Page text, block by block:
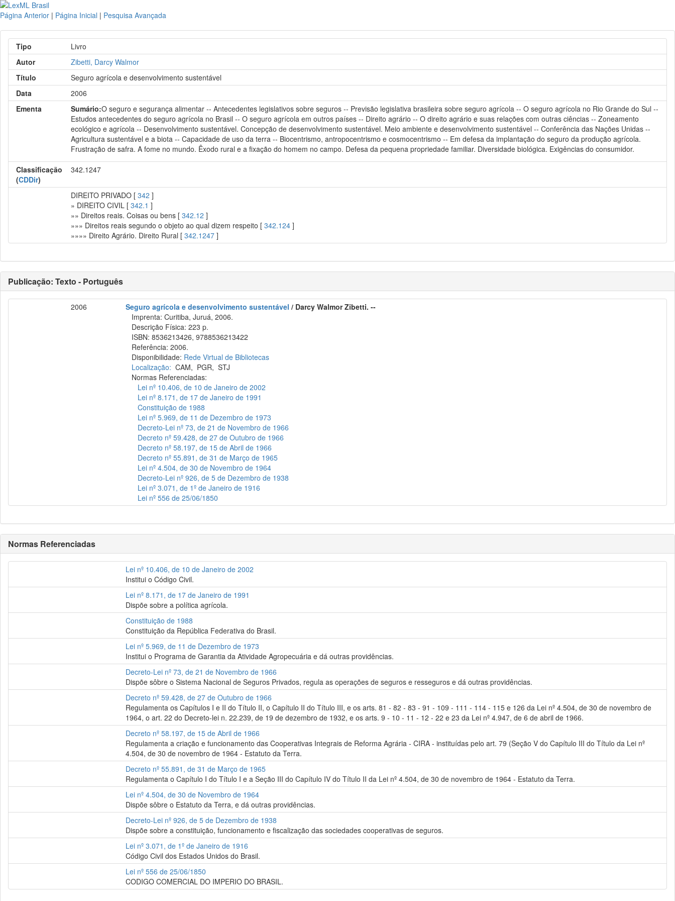
Página Anterior | Página Inicial | Pesquisa Avançada
Tipo
Livro
Autor
Zibetti, Darcy Walmor
Título
Seguro agrícola e desenvolvimento sustentável
Data
2006
Ementa
Sumário:O seguro e segurança alimentar -- Antecedentes legislativos sobre seguros -- Previsão legislativa brasileira sobre seguro agrícola -- O seguro agrícola no Rio Grande do Sul --
Estudos antecedentes do seguro agrícola no Brasil -- O seguro agrícola em outros países -- Direito agrário -- O direito agrário e suas relações com outras ciências -- Zoneamento
ecológico e agrícola -- Desenvolvimento sustentável. Concepção de desenvolvimento sustentável. Meio ambiente e desenvolvimento sustentável -- Conferência das Nações Unidas --
Agricultura sustentável e a biota -- Capacidade de uso da terra -- Biocentrismo, antropocentrismo e cosmocentrismo -- Em defesa da implantação do seguro da produção agrícola.
Frustração de safra. A fome no mundo. Êxodo rural e a fixação do homem no campo. Defesa da pequena propriedade familiar. Diversidade biológica. Exigências do consumidor.
Classificação
(CDDir)
342.1247
DIREITO PRIVADO [342 ]
» DIREITO CIVIL [342.1 ]
»» Direitos reais. Coisas ou bens [342.12 ]
»»» Direitos reais segundo o objeto ao qual dizem respeito [342.124 ]
»»»» Direito Agrário. Direito Rural [342.1247 ]
Publicação: Texto - Português
2006 Seguro agrícola e desenvolvimento sustentável / Darcy Walmor Zibetti. --
Imprenta: Curitiba, Juruá, 2006.
Descrição Física: 223 p.
ISBN: 8536213426, 9788536213422
Referência: 2006.
Disponibilidade: Rede Virtual de Bibliotecas
Localização: CAM, PGR,STJ
Normas Referenciadas:
Lei nº 10.406, de 10 de Janeiro de 2002
Lei nº 8.171, de 17 de Janeiro de 1991
Constituição de 1988
Lei nº 5.969, de 11 de Dezembro de 1973
Decreto-Lei nº 73, de 21 de Novembro de 1966
Decreto nº 59.428, de 27 de Outubro de 1966
Decreto nº 58.197, de 15 de Abril de 1966
Decreto nº 55.891, de 31 de Março de 1965
Lei nº 4.504, de 30 de Novembro de 1964
Decreto-Lei nº 926, de 5 de Dezembro de 1938
Lei nº 3.071, de 1º de Janeiro de 1916
Lei nº 556 de 25/06/1850
Normas Referenciadas
Lei nº 10.406, de 10 de Janeiro de 2002
Institui o Código Civil.
Lei nº 8.171, de 17 de Janeiro de 1991
Dispõe sobre a política agrícola.
Constituição de 1988
Constituição da República Federativa do Brasil.
Lei nº 5.969, de 11 de Dezembro de 1973
Institui o Programa de Garantia da Atividade Agropecuária e dá outras providências.
Decreto-Lei nº 73, de 21 de Novembro de 1966
Dispõe sôbre o Sistema Nacional de Seguros Privados, regula as operações de seguros e resseguros e dá outras providências.
Decreto nº 59.428, de 27 de Outubro de 1966
Regulamenta os Capítulos I e II do Título II, o Capítulo II do Título III, e os arts. 81 - 82 - 83 - 91 - 109 - 111 - 114 - 115 e 126 da Lei nº 4.504, de 30 de novembro de
1964, o art. 22 do Decreto-lei n. 22.239, de 19 de dezembro de 1932, e os arts. 9 - 10 - 11 - 12 - 22 e 23 da Lei nº 4.947, de 6 de abril de 1966.
Decreto nº 58.197, de 15 de Abril de 1966
Regulamenta a criação e funcionamento das Cooperativas Integrais de Reforma Agrária - CIRA - instituídas pelo art. 79 (Seção V do Capítulo III do Título da Lei nº
4.504, de 30 de novembro de 1964 - Estatuto da Terra.
Decreto nº 55.891, de 31 de Março de 1965
Regulamenta o Capítulo I do Título I e a Seção III do Capítulo IV do Título II da Lei nº 4.504, de 30 de novembro de 1964 - Estatuto da Terra.
Lei nº 4.504, de 30 de Novembro de 1964
Dispõe sôbre o Estatuto da Terra, e dá outras providências.
Decreto-Lei nº 926, de 5 de Dezembro de 1938
Dispõe sobre a constituição, funcionamento e fiscalização das sociedades cooperativas de seguros.
Lei nº 3.071, de 1º de Janeiro de 1916
Código Civil dos Estados Unidos do Brasil.
Lei nº 556 de 25/06/1850
CODIGO COMERCIAL DO IMPERIO DO BRASIL.